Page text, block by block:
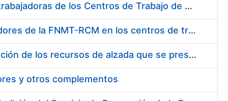
Suministro de Protectores Auditivos a medida para las personas trabajadoras de los Centros de Trabajo de Madrid y Burgos
Suministro de gafas graduadas antiproyecciones para los trabajadores de la FNMT-RCM en los centros de trabajo de Madrid y Burgos
Servicios de una empresa externa para el asesoramiento y resolución de los recursos de alzada que se presentan relacionados con procesos de selección para la FNMT-RCM
y otros complementos